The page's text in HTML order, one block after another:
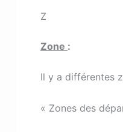
Z
Zone :
Il y a différentes
« Zones des